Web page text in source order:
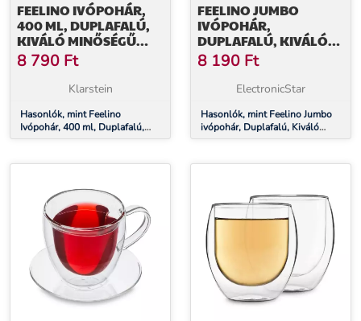
FEELINO IVÓPOHÁR,
400 ML, DUPLAFALÚ,
KIVÁLÓ MINŐSÉGŰ
BOROSZILIKÁT ÜVEG,
EGYEDI
8 790 Ft
Klarstein
Hasonlók, mint Feelino
Ivópohár, 400 ml, Duplafalú,
Kiváló minőségű boroszilikát
FEELINO JUMBO
IVÓPOHÁR,
DUPLAFALÚ, KIVÁLÓ
MINŐSÉGŰ
BOROSZILIKÁT ÜVEG,
410 ML, EGYEDI
8 190 Ft
ElectronicStar
Hasonlók, mint Feelino Jumbo
ivópohár, Duplafalú, Kiváló
minőségű boroszilikát üveg,